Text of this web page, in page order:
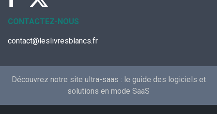
CONTACTEZ-NOUS
contact@leslivresblancs.fr
Découvrez notre site ultra-saas : le guide des logiciels et
solutions en mode SaaS